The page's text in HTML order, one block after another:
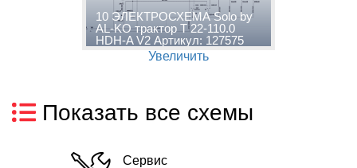
10 ЭЛЕКТРОСХЕМА Solo by
AL-KO трактор T 22-110.0
HDH-A V2 Артикул: 127575
Увеличить
Показать все схемы
Сервис